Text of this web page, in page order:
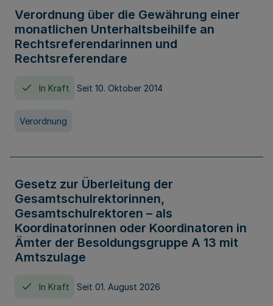
Verordnung über die Gewährung einer
monatlichen Unterhaltsbeihilfe an
Rechtsreferendarinnen und
Rechtsreferendare
In Kraft Seit 10. Oktober 2014
Verordnung
Gesetz zur Überleitung der
Gesamtschulrektorinnen,
Gesamtschulrektoren – als
Koordinatorinnen oder Koordinatoren in
Ämter der Besoldungsgruppe A 13 mit
Amtszulage
In Kraft Seit 01. August 2026